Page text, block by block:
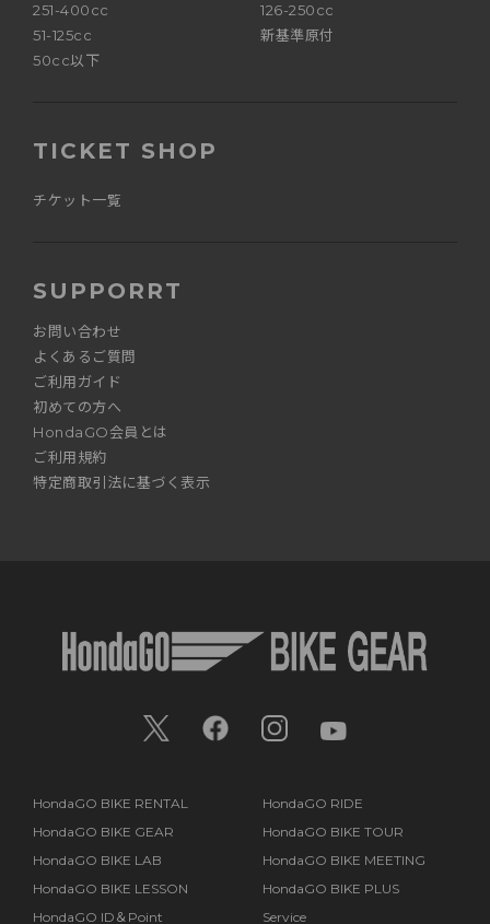
251-400cc
126-250cc
51-125cc
新基準原付
50cc以下
TICKET SHOP
チケット一覧
SUPPORRT
お問い合わせ
よくあるご質問
ご利用ガイド
初めての方へ
HondaGO会員とは
ご利用規約
特定商取引法に基づく表示
HondaGO BIKE RENTAL
HondaGO RIDE
HondaGO BIKE GEAR
HondaGO BIKE TOUR
HondaGO BIKE LAB
HondaGO BIKE MEETING
HondaGO BIKE LESSON
HondaGO BIKE PLUS
HondaGO ID＆Point
Service